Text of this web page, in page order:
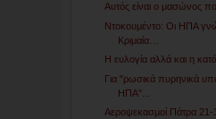
Αυτός είναι ο μασώνος
Ντοκουμέντο: Οι ΗΠΑ
Κριμαία…
Η ευλογία αλλά και η
Για "ρωσικά πυρηνικά
ΗΠΑ"...
Αεροψεκασμοί Πάτρα